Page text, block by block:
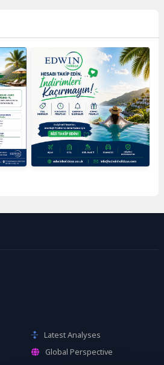
Latest Analyses
Global Perspective